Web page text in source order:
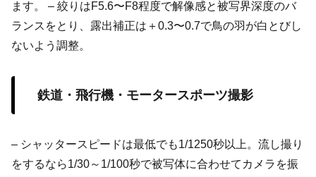
ます。 – 絞りはF5.6〜F8程度で解像感と被写界深度のバ
ランスをとり、露出補正は＋0.3〜0.7で鳥の羽が白とびし
ないよう調整。
鉄道・飛行機・モータースポーツ撮影
– シャッタースピードは最低でも1/1250秒以上。流し撮り
をするなら1/30～1/100秒で被写体に合わせてカメラを振